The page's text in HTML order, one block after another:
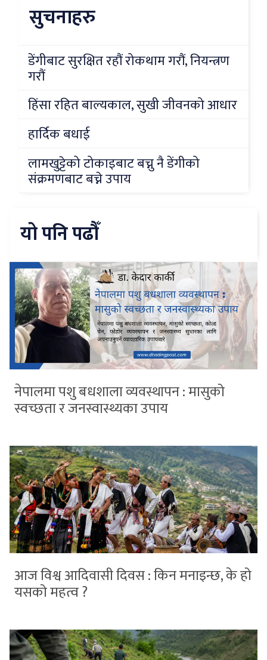
सुचनाहरु
डेंगीबाट सुरक्षित रहौं रोकथाम गरौं, नियन्त्रण
गरौं
हिंसा रहित बाल्यकाल, सुखी जीवनको आधार
हार्दिक बधाई
लामखुट्टेको टोकाइबाट बच्नु नै डेंगीको
संक्रमणबाट बच्ने उपाय
यो पनि पढौँ
नेपालमा पशु बधशाला व्यवस्थापन : मासुको
स्वच्छता र जनस्वास्थ्यका उपाय
आज विश्व आदिवासी दिवस : किन मनाइन्छ, के हो
यसको महत्व ?